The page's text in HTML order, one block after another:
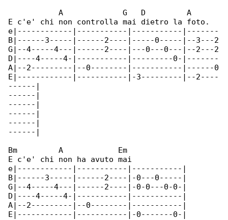
           A             G   D         A
E c'e' chi non controlla mai dietro la foto.
e|------------|-----------|-----------|-------
B|------3-----|------2----|-----0-----|--3---2
G|--4-----4---|------2----|---0---0---|--2---2
D|----4-----4-|-----------|---------0-|-------
A|--2---------|--0--------|-----------|------0
E|------------|-----------|-3---------|--2----
------|
------|
------|
------|
------|
------|
Bm         A            Em
E c'e' chi non ha avuto mai
e|------------|-----------|-----------|
B|------3-----|------2----|-0---0-----|
G|--4-----4---|------2----|-0-0---0-0-|
D|----4-----4-|-----------|-----------|
A|--2---------|--0--------|-----------|
E|------------|-----------|-0-------0-|